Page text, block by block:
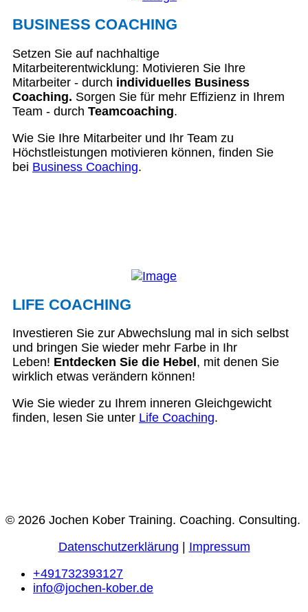
BUSINESS COACHING
Setzen Sie auf nachhaltige
Mitarbeiterentwicklung: Motivieren Sie Ihre
Mitarbeiter - durch individuelles Business
Coaching. Sorgen Sie für mehr Effizienz in Ihrem
Team - durch Teamcoaching.
Wie Sie Ihre Mitarbeiter und Ihr Team zu
Höchstleistungen motivieren können, finden Sie
bei Business Coaching.
LIFE COACHING
Investieren Sie zur Abwechslung mal in sich selbst
und bringen Sie wieder mehr Farbe in Ihr
Leben! Entdecken Sie die Hebel , mit denen Sie
wirklich etwas verändern können!
Wie Sie wieder zu Ihrem inneren Gleichgewicht
finden, lesen Sie unter Life Coaching.
© 2026 Jochen Kober Training. Coaching. Consulting.
Datenschutzerklärung
Impressum
+491732393127
info@jochen-kober.de